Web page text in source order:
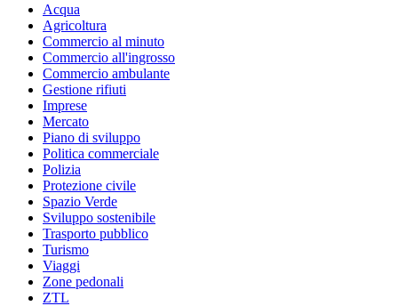
Acqua
Agricoltura
Commercio al minuto
Commercio all'ingrosso
Commercio ambulante
Gestione rifiuti
Imprese
Mercato
Piano di sviluppo
Politica commerciale
Polizia
Protezione civile
Spazio Verde
Sviluppo sostenibile
Trasporto pubblico
Turismo
Viaggi
Zone pedonali
ZTL